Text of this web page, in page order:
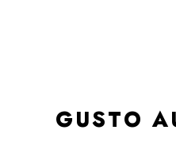
GUSTO